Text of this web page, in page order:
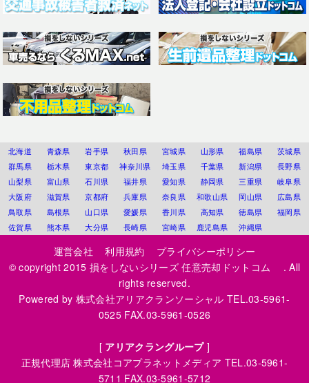
北海道 青森県 岩手県 秋田県 宮城県 山形県 福島県
茨城県
群馬県
栃木県 東京都 神奈川県 埼玉県 千葉県 新潟県
長野県
山梨県
富山県 石川県 福井県 愛知県 静岡県 三重県
岐阜県
大阪府
滋賀県 京都府 兵庫県 奈良県 和歌山県 岡山県
広島県
鳥取県
島根県 山口県 愛媛県 香川県 高知県 徳島県
福岡県
佐賀県
熊本県 大分県 長崎県 宮崎県 鹿児島県 沖縄県
運営会社 利用規約
プライバシーポリシー
© copyright 2015損をしないシリーズ 任意売却ドットコム
. All
rights reserved.
Powered by 株式会社アリアクランソーシャル TEL.03-5961-
0525 FAX.03-5961-0526
[ アリアクラングループ]
正規代理店株式会社コアプラネットメディア TEL.03-5961-
5711 FAX.03-5961-5712